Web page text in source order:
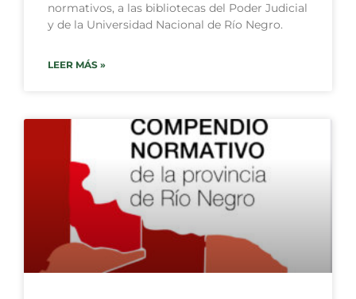
normativos, a las bibliotecas del Poder Judicial
y de la Universidad Nacional de Río Negro.
LEER MÁS »